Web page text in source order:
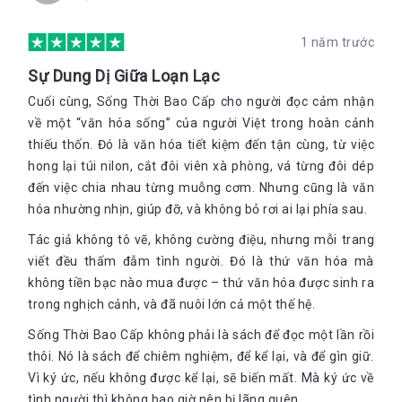
tuy nhỏ và thực tế nhưng lại chan chứa đầy tình thương.
Kết luận:
“Sống thời bao cấp” đưa chúng ta trở lại một Việt Nam hoàn
toàn lạ lẫm. Những cô mậu dịch viên, hay tem phiếu giờ đây
cũng chỉ còn tồn tại trong những ký ức xưa cũ. Đọc để hiểu, để
thương, để biết rằng chúng ta cũng đã từng có một quá khứ
nhiều khổ đau. Vượt lên trên tất cả, con người là sinh vật
hướng về tầm cao. Những cái cũ, lạc hậu chắc chắn sẽ bị đào
thải để thay thế cho những thứ tốt đẹp hơn.
Tác giả: Ngọc Ấn -Bookademy
----
Theo dõi fanpage của Bookademy để cập nhật các thông tin
thú vị về sách tại
link:https://www.facebook.com/bookademy.vn
cuốn sách thú vị, đăng ký CTV tại
link:https://goo.gl/forms/7pGl3eYeudJ3jXIE3
1 năm trước
Sự Dung Dị Giữa Loạn Lạc
Cuối cùng, Sống Thời Bao Cấp cho người đọc cảm nhận
về một “văn hóa sống” của người Việt trong hoàn cảnh
thiếu thốn. Đó là văn hóa tiết kiệm đến tận cùng, từ việc
hong lại túi nilon, cắt đôi viên xà phòng, vá từng đôi dép
đến việc chia nhau từng muỗng cơm. Nhưng cũng là văn
hóa nhường nhịn, giúp đỡ, và không bỏ rơi ai lại phía sau.
Tác giả không tô vẽ, không cường điệu, nhưng mỗi trang
viết đều thấm đẫm tình người. Đó là thứ văn hóa mà
không tiền bạc nào mua được – thứ văn hóa được sinh ra
trong nghịch cảnh, và đã nuôi lớn cả một thế hệ.
Sống Thời Bao Cấp không phải là sách để đọc một lần rồi
thôi. Nó là sách để chiêm nghiệm, để kể lại, và để gìn giữ.
Vì ký ức, nếu không được kể lại, sẽ biến mất. Mà ký ức về